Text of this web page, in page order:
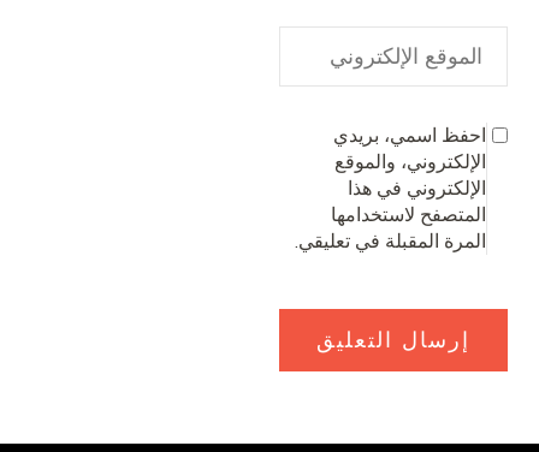
احفظ اسمي، بريدي
الإلكتروني، والموقع
الإلكتروني في هذا
المتصفح لاستخدامها
المرة المقبلة في تعليقي.